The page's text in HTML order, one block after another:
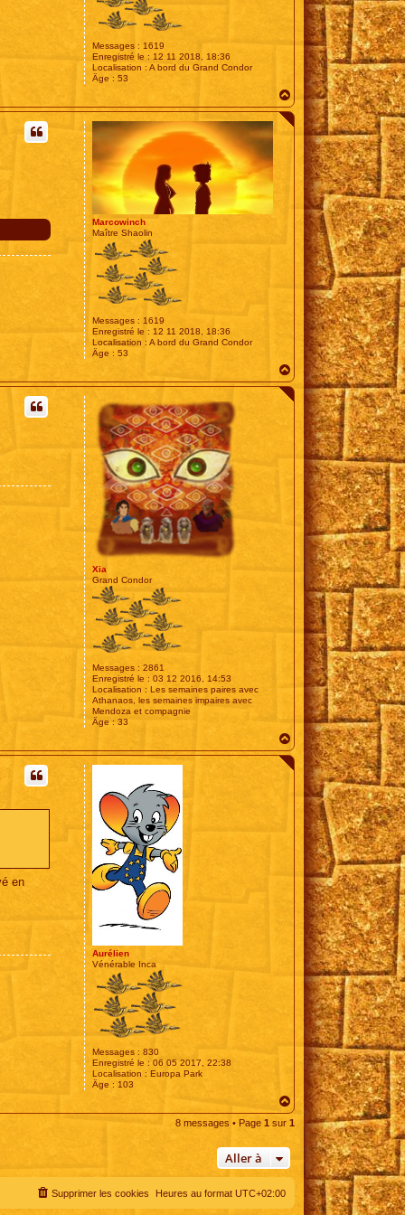
Messages : 1619
Enregistré le : 12 11 2018, 18:36
Localisation : A bord du Grand Condor
Âge : 53
a
u
Marcowinch
Maître Shaolin
Messages : 1619
Enregistré le : 12 11 2018, 18:36
Localisation : A bord du Grand Condor
Âge : 53
a
u
Xia
Grand Condor
Messages : 2861
Enregistré le : 03 12 2016, 14:53
Localisation : Les semaines paires avec
Athanaos, les semaines impaires avec
Mendoza et compagnie
Âge : 33
a
u
Aurélien
Vénérable Inca
Messages : 830
Enregistré le : 06 05 2017, 22:38
Localisation : Europa Park
Âge : 103
en
a
u
8 messages • Page 1 sur 1
Aller à
Heures au format UTC+02:00
Supprimer les cookies